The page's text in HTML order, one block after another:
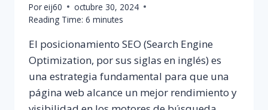
Poreij60
octubre 30, 2024
Reading Time: 6 minutes
El posicionamiento SEO (Search Engine
Optimization, por sus siglas en inglés) es
una estrategia fundamental para que una
página web alcance un mejor rendimiento y